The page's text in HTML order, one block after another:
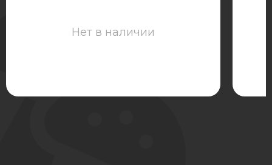
Нет в наличии